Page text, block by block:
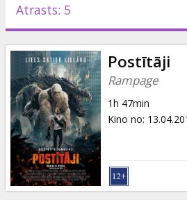
Pasākumi
Ziņas
Dāvanu
kartes
Uzkodas
Atrasts: 5
Postītāji
Rampage
1h 47min
Kino no: